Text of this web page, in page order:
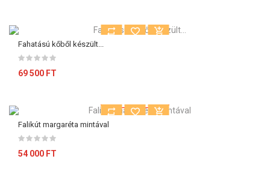
Fahatású kőből készült...
69 500 FT
Falikút margaréta mintával
54 000 FT